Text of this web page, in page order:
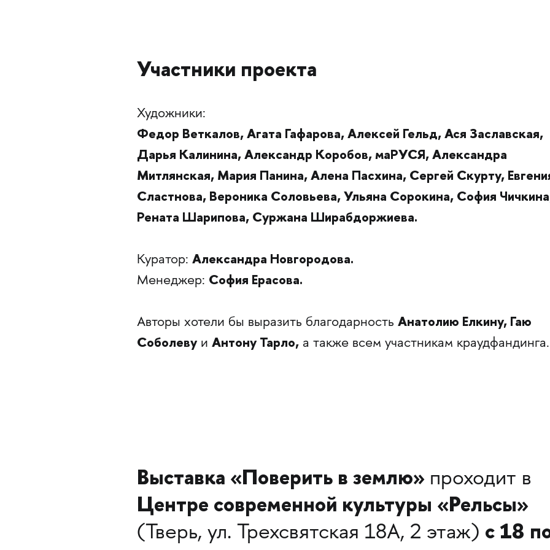
Участники проекта
Художники:
Федор Веткалов, Агата Гафарова, Алексей Гельд, Ася Заславская,
Дарья Калинина, Александр Коробов, маРУСЯ, Александра
Митлянская, Мария Панина, Алена Пасхина, Сергей Скурту,
Сластнова, Вероника Соловьева, Ульяна Сорокина, София
Рената Шарипова, Суржана Ширабдоржиева.
Куратор: Александра Новгородова.
Менеджер: София Ерасова.
Авторы хотели бы выразить благодарность Анатолию Елкину, Гаю
Соболевуи Антону Тарло,а также всем участникам краудфандинга.
Выставка «Поверить в землю» проходит в
Центре современной культуры «Рельсы»
( Тверь, ул. Трехсвятская 18А, 2 этаж) с 18